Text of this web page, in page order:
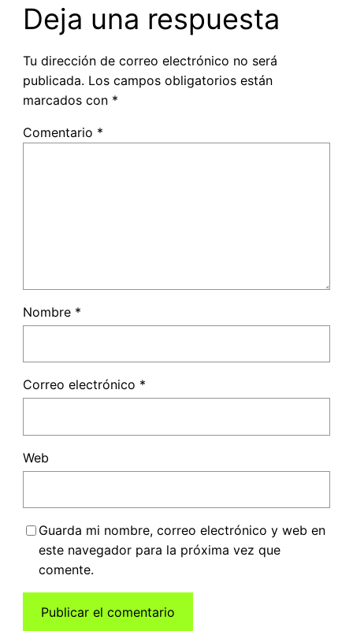
Deja una respuesta
Tu dirección de correo electrónico no será
publicada. Los campos obligatorios están
marcados con *
Comentario *
Nombre *
Correo electrónico *
Web
Guarda mi nombre, correo electrónico y web en
este navegador para la próxima vez que
comente.